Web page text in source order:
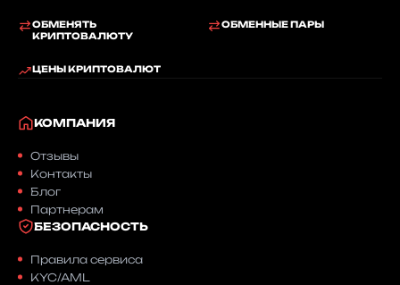
ОБМЕНЯТЬ
КРИПТОВАЛЮТУ
ОБМЕННЫЕ ПАРЫ
ЦЕНЫ КРИПТОВАЛЮТ
КОМПАНИЯ
Отзывы
Контакты
Блог
Партнерам
БЕЗОПАСНОСТЬ
Правила сервиса
KYC/AML